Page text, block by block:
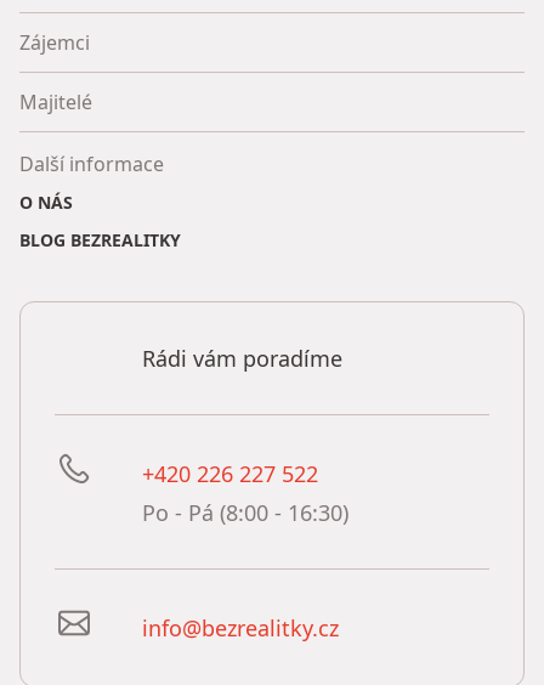
Zájemci
Majitelé
Další informace
O NÁS
BLOG BEZREALITKY
Rádi vám poradíme
+420 226 227 522
Po - Pá (8:00 - 16:30)
info@bezrealitky.cz